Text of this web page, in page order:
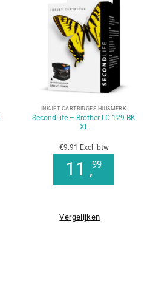
INKJET CARTRIDGES HUISMERK
SecondLife – Brother LC 129 BK
XL
€9.91 Excl. btw
11 ,99
Vergelijken